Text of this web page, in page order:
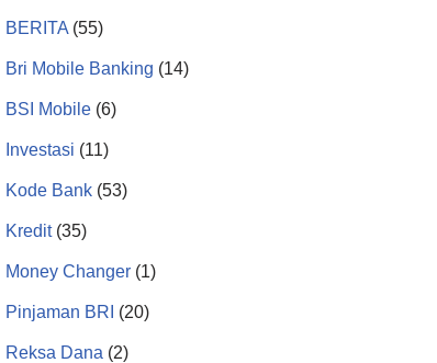
BERITA (55)
Bri Mobile Banking (14)
BSI Mobile (6)
Investasi (11)
Kode Bank (53)
Kredit(35)
Money Changer (1)
Pinjaman BRI (20)
Reksa Dana (2)